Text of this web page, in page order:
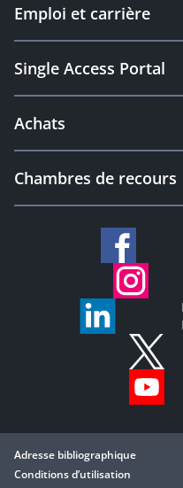
Emploi et carrière
Single Access Portal
Achats
Chambres de recours
Adresse bibliographique
Conditions d’utilisation